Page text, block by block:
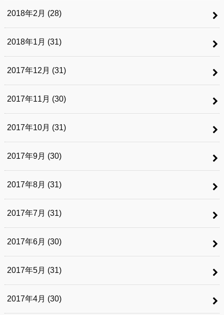
2018年2月 (28)
2018年1月 (31)
2017年12月 (31)
2017年11月 (30)
2017年10月 (31)
2017年9月 (30)
2017年8月 (31)
2017年7月 (31)
2017年6月 (30)
2017年5月 (31)
2017年4月 (30)